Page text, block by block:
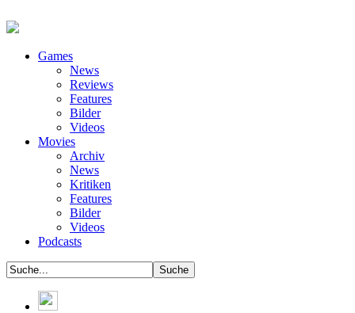
Games
News
Reviews
Features
Bilder
Videos
Movies
Archiv
News
Kritiken
Features
Bilder
Videos
Podcasts